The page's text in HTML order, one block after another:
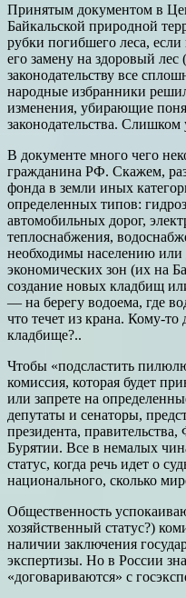
Принятым документом в
Байкальской природной
рубки погибшего леса,
его замену на здоровый
законодательству все
народные избранники
изменения, убирающие
законодательства.
В документе много чего
гражданина РФ. Скажем,
фонда в земли иных
определенных типов:
автомобильных дорог,
теплоснабжения,
необходимы населению или
экономических зон (их на
создание новых кладбищ
— на берегу водоема, где
что течет из крана. Кому-
кладбище?..
Чтобы «подсластить
комиссия, которая будет
или запрете на
депутаты и сенаторы,
президента,
Бурятии. Все в немалых
статус, когда речь идет о
национального, сколько
Общественность
хозяйственный статус?)
наличии заключения
экспертизы. Но в России
«договариваются» с